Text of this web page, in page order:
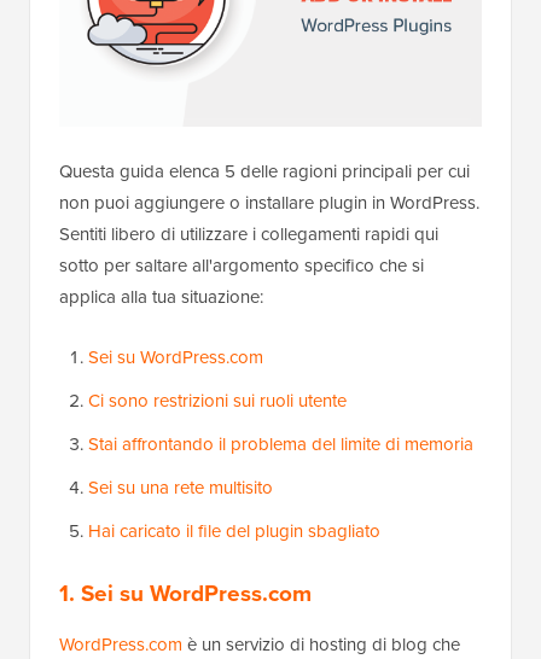
Questa guida elenca 5 delle ragioni principali per cui
non puoi aggiungere o installare plugin in WordPress.
Sentiti libero di utilizzare i collegamenti rapidi qui
sotto per saltare all'argomento specifico che si
applica alla tua situazione:
Sei su WordPress.com
Ci sono restrizioni sui ruoli utente
Stai affrontando il problema del limite di memoria
Sei su una rete multisito
Hai caricato il file del plugin sbagliato
1. Sei su WordPress.com
WordPress.com è un servizio di hosting di blog che